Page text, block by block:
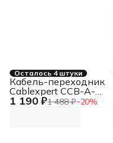
Осталось 4 штуки
1 190 ₽1 488 ₽−20%
Кабель-переходник
Cablexpert CCB-A-
CM-HDMI-1.8M с